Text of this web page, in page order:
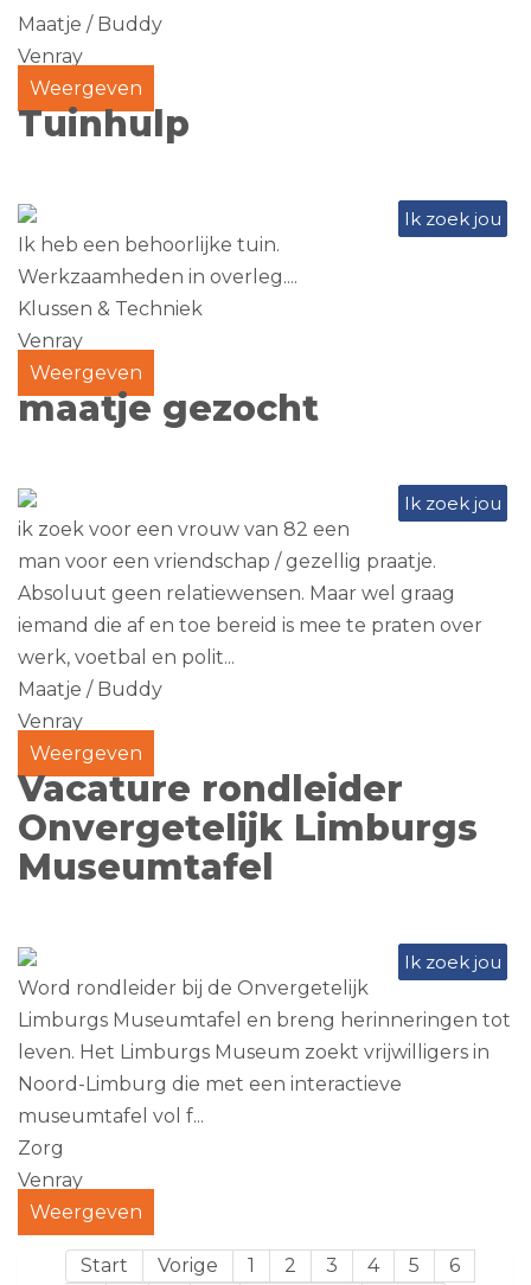
Maatje / Buddy
Venray
Weergeven
Tuinhulp
Ik zoek jou
Ik heb een behoorlijke tuin.
Werkzaamheden in overleg....
Klussen & Techniek
Venray
Weergeven
maatje gezocht
Ik zoek jou
ik zoek voor een vrouw van 82 een
man voor een vriendschap / gezellig praatje.
Absoluut geen relatiewensen. Maar wel graag
iemand die af en toe bereid is mee te praten over
werk, voetbal en polit...
Maatje / Buddy
Venray
Weergeven
Vacature rondleider
Onvergetelijk Limburgs
Museumtafel
Ik zoek jou
Word rondleider bij de Onvergetelijk
Limburgs Museumtafel en breng herinneringen tot
leven. Het Limburgs Museum zoekt vrijwilligers in
Noord-Limburg die met een interactieve
museumtafel vol f...
Zorg
Venray
Weergeven
Start Vorige 1 2 3 4 5
6